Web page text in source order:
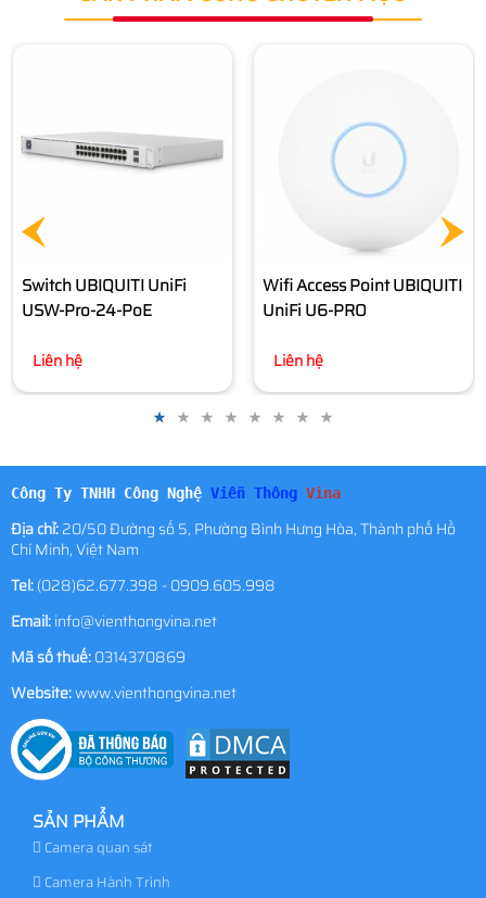
Wifi Access Point UBIQUITI
UniFi U6-PRO
Liên hệ
Công Ty TNHH Công Nghệ Viễn Thông Vina
Địa chỉ:20/50 Đường số 5, Phường Bình Hưng Hòa, Thành phố Hồ
Chí Minh, Việt Nam
Tel:(028)62.677.398 - 0909.605.998
Email:info@vienthongvina.net
Mã số thuế:0314370869
Website:www.vienthongvina.net
SẢN PHẨM
Camera quan sát
Camera Hành Trình